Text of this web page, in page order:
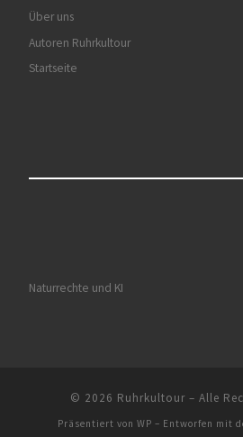
Über uns
Autoren Ruhrkultour
Startseite
Naturrechte und KI
© 2026 Ruhrkultour– Alle
Präsentiert von WP – Entworfen mit